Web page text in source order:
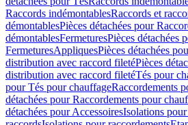
Raccords indémontablesRaccords et
démontablesPièces détachées pour
démontablesFermeturesPièces détachées
FermeturesAppliquesPièces détachées
distribution avec raccord filetéPièces
distribution avec raccord filetéTés pour
pour Tés pour chauffageRaccordements
détachées pour Raccordements pour
détachées pour AccessoiresIsolations pour